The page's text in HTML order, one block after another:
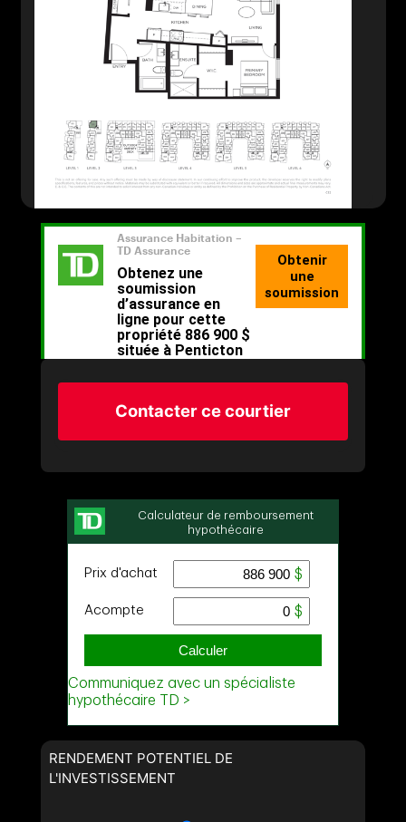
Contacter ce courtier
RENDEMENT POTENTIEL DE
L'INVESTISSEMENT